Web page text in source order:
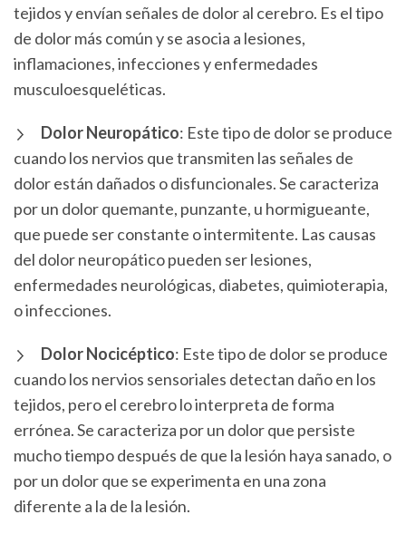
tejidos y envían señales de dolor al cerebro. Es el tipo
de dolor más común y se asocia a lesiones,
inflamaciones, infecciones y enfermedades
musculoesqueléticas.
Dolor Neuropático: Este tipo de dolor se produce
cuando los nervios que transmiten las señales de
dolor están dañados o disfuncionales. Se caracteriza
por un dolor quemante, punzante, u hormigueante,
que puede ser constante o intermitente. Las causas
del dolor neuropático pueden ser lesiones,
enfermedades neurológicas, diabetes, quimioterapia,
o infecciones.
Dolor Nocicéptico: Este tipo de dolor se produce
cuando los nervios sensoriales detectan daño en los
tejidos, pero el cerebro lo interpreta de forma
errónea. Se caracteriza por un dolor que persiste
mucho tiempo después de que la lesión haya sanado, o
por un dolor que se experimenta en una zona
diferente a la de la lesión.